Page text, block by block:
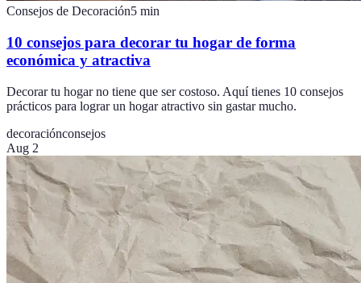
Consejos de Decoración5 min
10 consejos para decorar tu hogar de forma
económica y atractiva
Decorar tu hogar no tiene que ser costoso. Aquí tienes 10 consejos
prácticos para lograr un hogar atractivo sin gastar mucho.
decoraciónconsejos
Aug 2